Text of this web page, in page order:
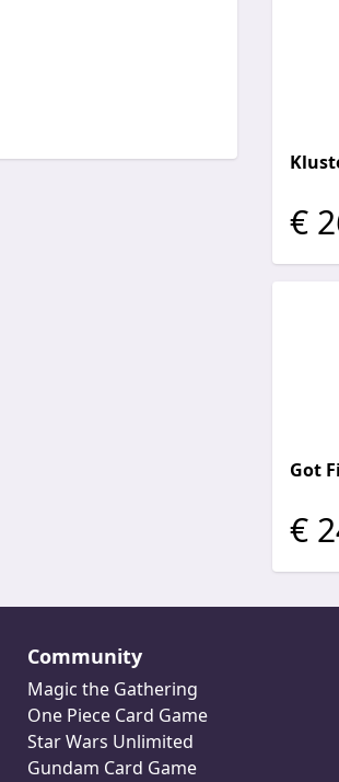
€
Got
€
Community
Magic the Gathering
One Piece Card Game
Star Wars Unlimited
Gundam Card Game